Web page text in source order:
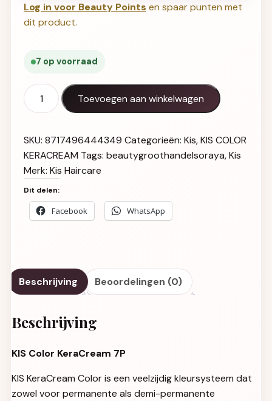
Log in voor Beauty Points en spaar punten met
dit product.
7 op voorraad
KIS Color KeraCream 7P aantal
Toevoegen aan winkelwagen
SKU: 8717496444349 Categorieën: Kis,KIS COLOR
KERACREAM Tags: beautygroothandelsoraya,Kis
Merk: Kis Haircare
Dit delen:
Facebook WhatsApp
Beschrijving Beoordelingen (0)
Beschrijving
KIS Color KeraCream 7P
KIS KeraCream Color is een veelzijdig kleursysteem dat
zowel voor permanente als demi-permanente